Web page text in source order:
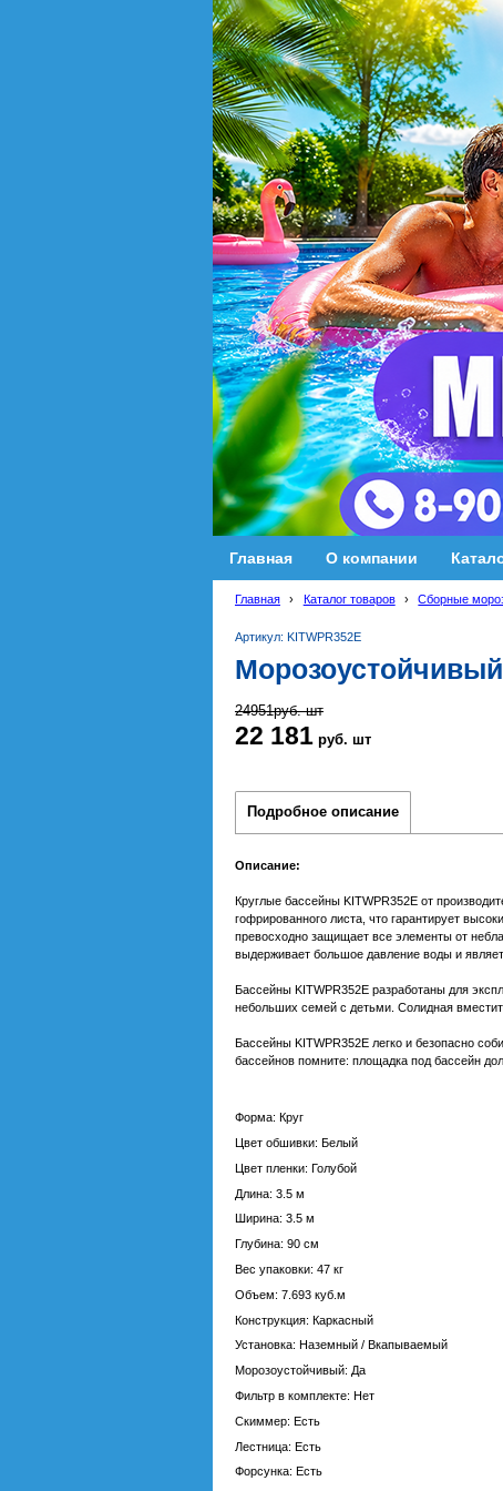
Главная О компании
Главная › Каталог товаров › Сборные
Артикул: KITWPR352E
24951руб. шт
22 181 руб. шт
Подробное описание
Описание:
Круглые бассейны KITWPR352E от
гофрированного листа, что гарантирует
превосходно защищает все элементы от
выдерживает большое давление воды и
Бассейны KITWPR352E разработаны для
небольших семей с детьми. Солидная
Бассейны KITWPR352E легко и безопасно
бассейнов помните: площадка под бассейн
Форма: Круг
Цвет обшивки: Белый
Цвет пленки: Голубой
Длина: 3.5 м
Ширина: 3.5 м
Глубина: 90 см
Вес упаковки: 47 кг
Объем: 7.693 куб.м
Конструкция: Каркасный
Установка: Наземный / Вкапываемый
Морозоустойчивый: Да
Фильтр в комплекте: Нет
Скиммер: Есть
Лестница: Есть
Форсунка: Есть